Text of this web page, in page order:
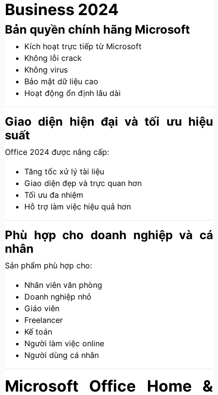
Business 2024
Bản quyền chính hãng Microsoft
Kích hoạt trực tiếp từ Microsoft
Không lỗi crack
Không virus
Bảo mật dữ liệu cao
Hoạt động ổn định lâu dài
Giao diện hiện đại và tối ưu hiệu
suất
Office 2024 được nâng cấp:
Tăng tốc xử lý tài liệu
Giao diện đẹp và trực quan hơn
Tối ưu đa nhiệm
Hỗ trợ làm việc hiệu quả hơn
Phù hợp cho doanh nghiệp và cá
nhân
Sản phẩm phù hợp cho:
Nhân viên văn phòng
Doanh nghiệp nhỏ
Giáo viên
Freelancer
Kế toán
Người làm việc online
Người dùng cá nhân
Microsoft Office Home &